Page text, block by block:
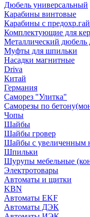
Дюбель универсальный
Карабины винтовые
Карабины с
Комплектующие для
Металлический дюбель
Муфты для шпильки
Насадки магнитные
Driva
Китай
Германия
Саморез "Улитка"
Саморезы по
Чопы
Шайбы
Шайбы гровер
Шайбы с увеличенным
Шпильки
Шурупы мебельные
Электротовары
Автоматы и щитки
KBN
Автоматы EKF
Автоматы ДЭК